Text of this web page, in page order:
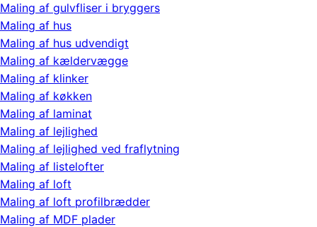
Maling af gulvfliser i bryggers
Maling af hus
Maling af hus udvendigt
Maling af kældervægge
Maling af klinker
Maling af køkken
Maling af laminat
Maling af lejlighed
Maling af lejlighed ved fraflytning
Maling af listelofter
Maling af loft
Maling af loft profilbrædder
Maling af MDF plader